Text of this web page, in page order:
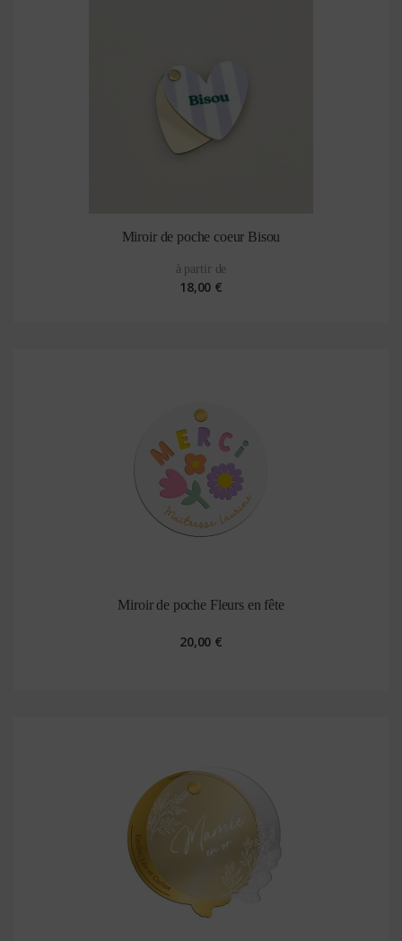
Miroir de poche coeur Bisou
à partir de
18,00 €
Miroir de poche Fleurs en fête
20,00 €